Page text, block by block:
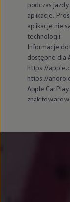
podczas
aplikacje.
aplikacje nie
technologii.
Informacje
dostępne dla
https://
https://
Apple
znak